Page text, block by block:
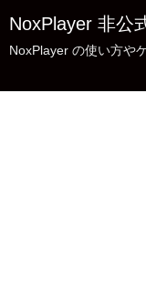
NoxPlayer 非公
NoxPlayer の使い方や